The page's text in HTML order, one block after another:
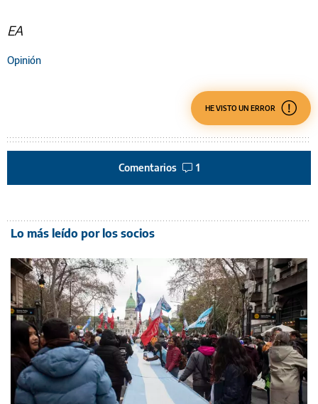
EA
Opinión
HE VISTO UN ERROR
Comentarios 1
Lo más leído por los socios